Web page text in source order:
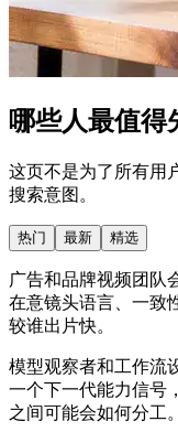
哪些人最值得
这页不是为了所有用
搜索意图。
热门 最新 精选
广告和品牌视频团队
在意镜头语言、一致
较谁出片快。
模型观察者和工作流
一个下一代能力信号
之间可能会如何分工。